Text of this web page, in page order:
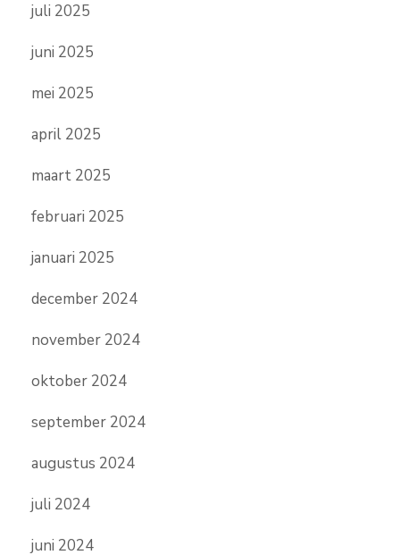
juli 2025
juni 2025
mei 2025
april 2025
maart 2025
februari 2025
januari 2025
december 2024
november 2024
oktober 2024
september 2024
augustus 2024
juli 2024
juni 2024